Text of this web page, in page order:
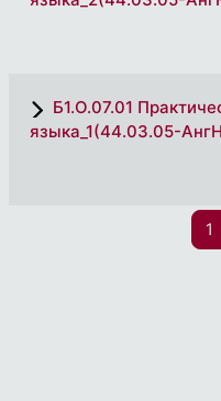
Б1.О.07.01
языка_1(44.03.05-
1